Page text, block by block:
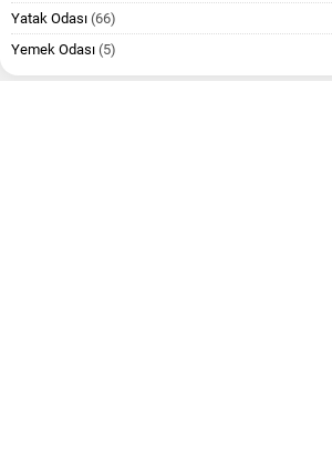
Yatak Odası (66)
Yemek Odası (5)